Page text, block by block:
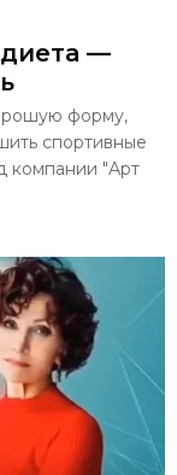
—
форму,
спортивные
компании "Арт